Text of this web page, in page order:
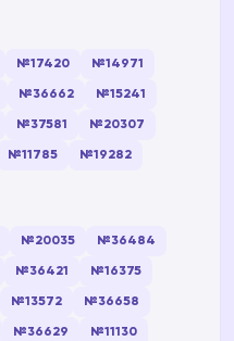
№17420 №14971
№36662 №15241
№37581 №20307
№11785 №19282
№20035 №36484
№36421 №16375
№13572 №36658
№36629 №11130